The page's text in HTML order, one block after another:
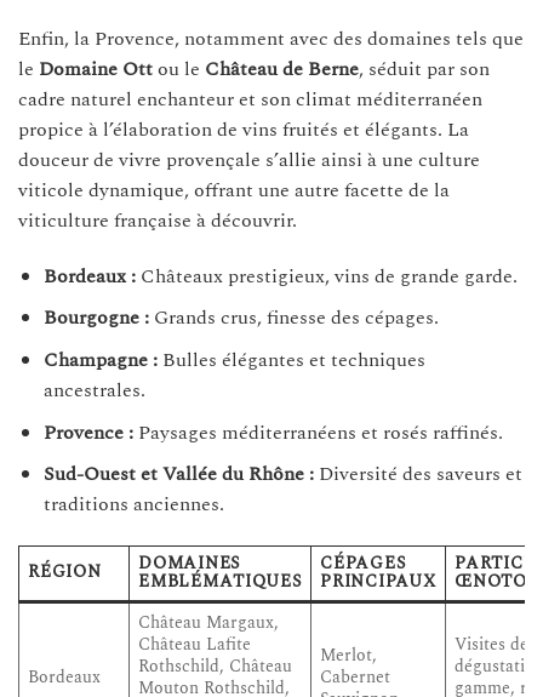
Enfin, la Provence, notamment avec des domaines tels que
le Domaine Ottou le Château de Berne, séduit par son
cadre naturel enchanteur et son climat méditerranéen
propice à l’élaboration de vins fruités et élégants. La
douceur de vivre provençale s’allie ainsi à une culture
viticole dynamique, offrant une autre facette de la
viticulture française à découvrir.
Bordeaux :Châteaux prestigieux, vins de grande garde.
Bourgogne :Grands crus, finesse des cépages.
Champagne :Bulles élégantes et techniques
ancestrales.
Provence :Paysages méditerranéens et rosés raffinés.
Sud-Ouest et Vallée du Rhône :Diversité des saveurs et
traditions anciennes.
RÉGION DOMAINES
EMBLÉMATIQUES
CÉPAGES
PRINCIPAUX
Bordeaux
Château Margaux,
Château Lafite
Rothschild, Château
Mouton Rothschild,
Merlot,
Cabernet
Visites de
gamme,